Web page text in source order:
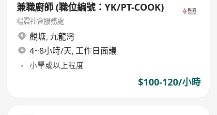
兼職廚師 (職位編號：YK/PT-COOK)
楊震社會服務處
觀塘, 九龍灣
4~8小時/天, 工作日面議
小學或以上程度
$100-120/小時